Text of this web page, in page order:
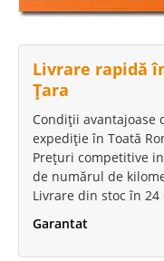
Livrare rapidă
Țara
Condiții avantajoase
expediție în Toată
Prețuri competitive
de numărul de
Livrare din stoc în
Garantat